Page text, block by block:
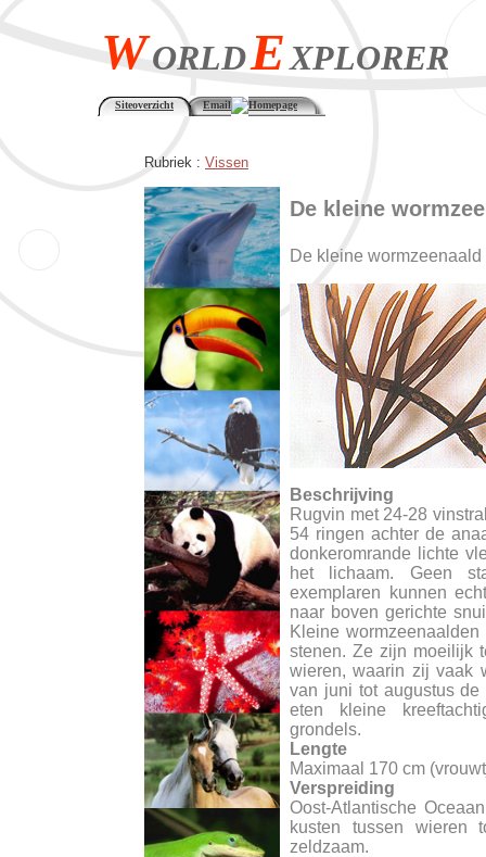
WORLDEXPLORER
Siteoverzicht Email Homepage
Rubriek : Vissen
De kleine
De kleine
Beschrijving
Rugvin met 24-28
54 ringen achter de
donkeromrande lichte
het lichaam. Geen
exemplaren kunnen
naar boven gerichte
Kleine
stenen. Ze zijn moeilijk
wieren, waarin zij vaak
van juni tot augustus
eten kleine
grondels.
Lengte
Maximaal 170 cm
Verspreiding
Oost-Atlantische
kusten tussen wieren
zeldzaam.